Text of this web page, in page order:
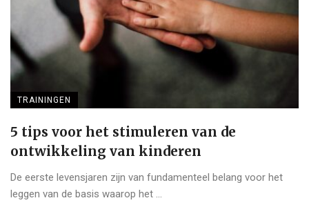
TRAININGEN
5 tips voor het stimuleren van de
ontwikkeling van kinderen
De eerste levensjaren zijn van fundamenteel belang voor het
leggen van de basis waarop het ...